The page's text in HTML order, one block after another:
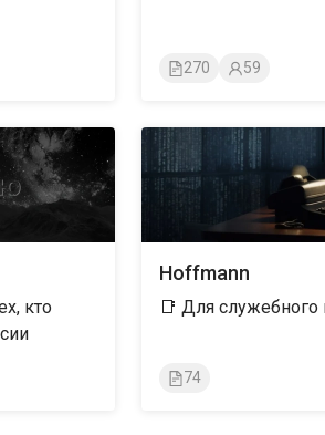
270 59
кто
Hoffmann
📑 Для служебного
74